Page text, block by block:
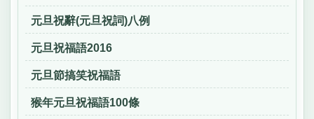
元旦祝辭(元旦祝詞)八例
元旦祝福語2016
元旦節搞笑祝福語
猴年元旦祝福語100條